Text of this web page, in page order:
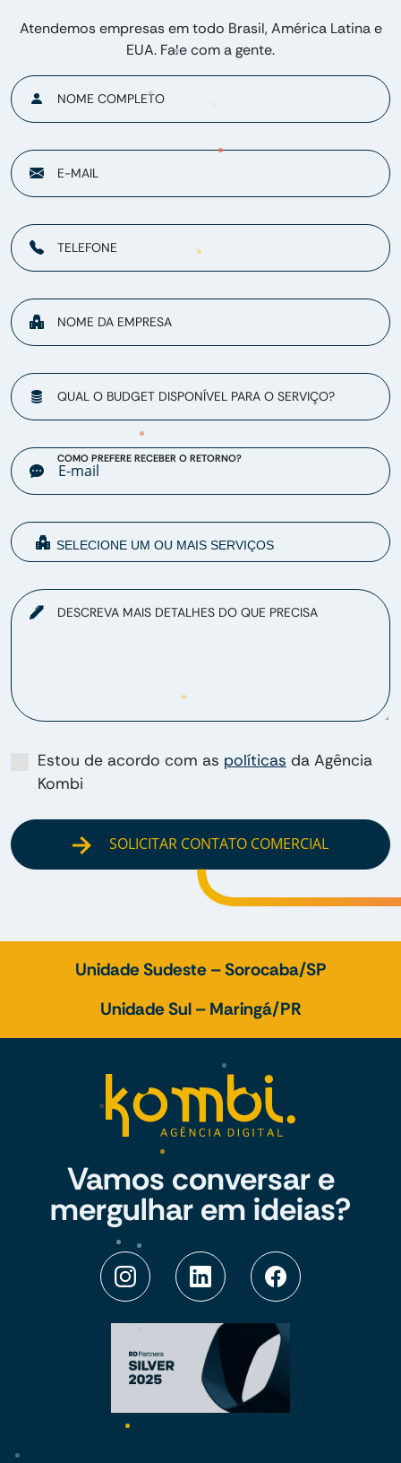
Atendemos empresas em todo Brasil, América Latina e
EUA. Fale com a gente.
NOME COMPLETO
E-MAIL
TELEFONE
NOME DA EMPRESA
QUAL O BUDGET DISPONÍVEL PARA O SERVIÇO?
COMO PREFERE RECEBER O RETORNO?
DESCREVA MAIS DETALHES DO QUE PRECISA
Estou de acordo com as políticas da Agência
Kombi
SOLICITAR CONTATO COMERCIAL
Unidade Sudeste – Sorocaba/SP
Unidade Sul – Maringá/PR
Vamos conversar e
mergulhar em ideias?